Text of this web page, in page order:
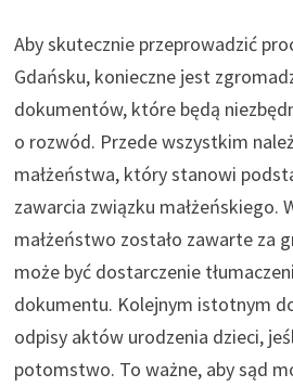
Aby skutecznie przeprowadzić
Gdańsku, konieczne jest
dokumentów, które będą
o rozwód. Przede wszystkim
małżeństwa, który stanowi
zawarcia związku małżeńskiego.
małżeństwo zostało zawarte za
może być dostarczenie
dokumentu. Kolejnym istotnym
odpisy aktów urodzenia dzieci,
potomstwo. To ważne, aby sąd